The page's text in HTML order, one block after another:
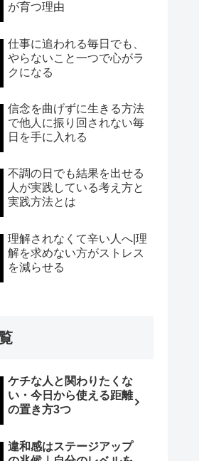
が育つ理由
仕事に追われる毎日でも、
やらないこと一つで心がラ
クになる
信念を曲げずに生きる方法
で他人に振り回されない毎
日を手に入れる
不調の日でも結果を出せる
人が実践している考え方と
実践方法とは
理解されなくて辛い人へ|理
解を求めない方がストレス
を減らせる
ケチな人と関わりたくな
い・今日から使える距離
の置き方3つ
違和感はステージアップ